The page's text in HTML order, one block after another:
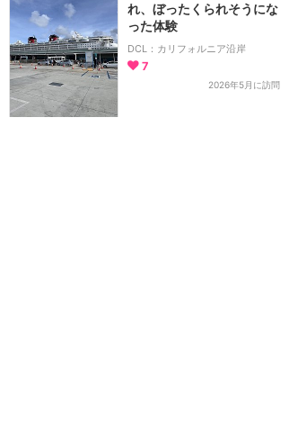
れ、ぼったくられそうにな
った体験
DCL：カリフォルニア沿岸
7
2026年5月に訪問